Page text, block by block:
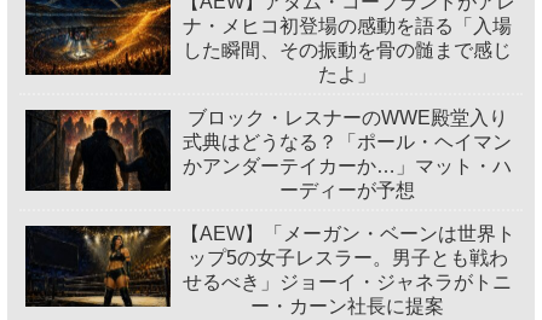
ナ・メヒコ初登場の感動を語る「入場
した瞬間、その振動を骨の髄まで感じ
たよ」
ブロック・レスナーのWWE殿堂入り
式典はどうなる？「ポール・ヘイマン
かアンダーテイカーか…」マット・ハ
ーディーが予想
【AEW】「メーガン・ベーンは世界ト
ップ5の女子レスラー。男子とも戦わ
せるべき」ジョーイ・ジャネラがトニ
ー・カーン社長に提案